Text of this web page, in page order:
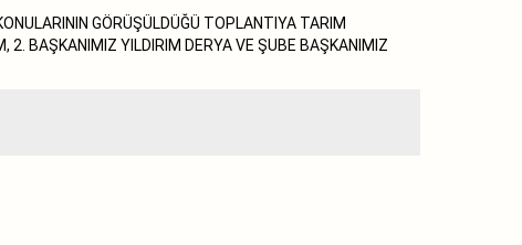
GÖRÜŞÜLDÜĞÜ TOPLANTIYA TARIM
2. BAŞKANIMIZ YILDIRIM DERYA VE ŞUBE BAŞKANIMIZ